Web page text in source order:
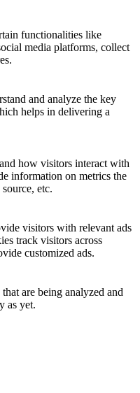
functionalities like
media platforms, collect
and analyze the key
helps in delivering a
how visitors interact with
information on metrics the
etc.
visitors with relevant ads
track visitors across
customized ads.
are being analyzed and
as yet.